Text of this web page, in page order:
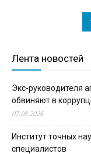
Лента новостей
Экс-руководителя
обвиняют в
07.08.2026
Институт точных
специалистов